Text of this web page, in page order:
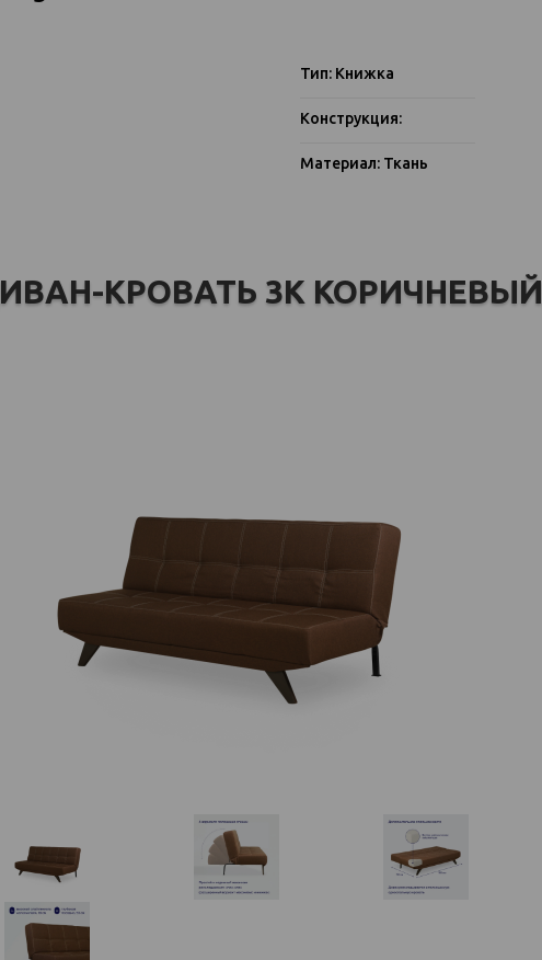
Тип: Книжка
Конструкция:
Материал: Ткань
КРОВАТЬ 3К КОРИЧНЕВЫЙ